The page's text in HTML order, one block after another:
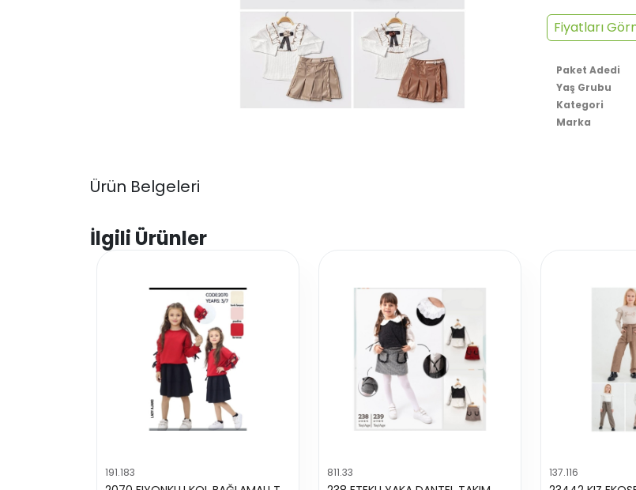
Fiyatları
Paket Adedi
Yaş Grubu
Kategori
Marka
Ürün Belgeleri
İlgili Ürünler
191.183 811.33 137.116